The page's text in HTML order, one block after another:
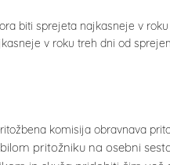
biti sprejeta najkasneje v
v roku treh dni od
komisija obravnava
pritožniku na osebni